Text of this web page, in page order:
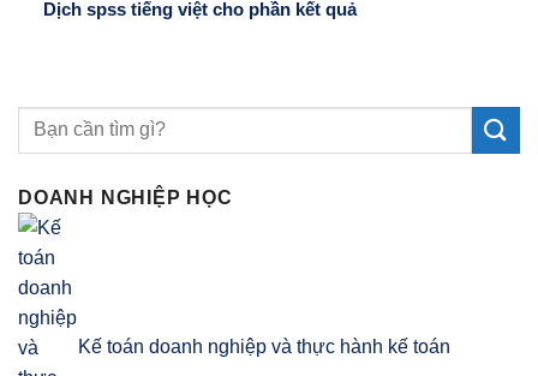
Dịch spss tiếng việt cho phần kết quả
DOANH NGHIỆP HỌC
Kế toán doanh nghiệp và thực hành kế toán